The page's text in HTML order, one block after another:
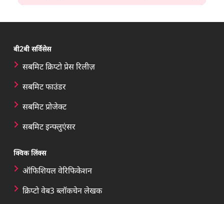
बी2बी सर्विसेस
सबमिट क्रिप्टो प्रेस रिलीज़
सबमिट फाउंडर
सबमिट प्रोजेक्ट
सबमिट इन्फ्लुएंसर
क्विक लिंक्स
ऑफिशियल वेरिफिकेशन
क्रिप्टो वेब3 ब्लॉकचेन लेखक